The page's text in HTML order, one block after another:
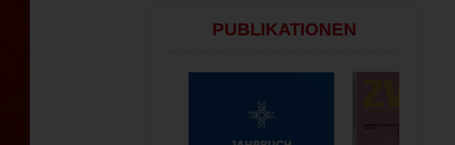
PUBLIKATIONEN